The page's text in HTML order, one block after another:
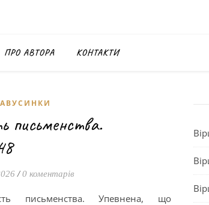
ПРО АВТОРА КОНТАКТИ
письменства.
/ 0 коментарів
письменства. Упевнена, що